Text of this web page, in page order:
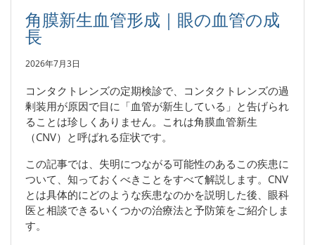
角膜新生血管形成｜眼の血管の成
長
2026年7月3日
コンタクトレンズの定期検診で、コンタクトレンズの過
剰装用が原因で目に「血管が新生している」と告げられ
ることは珍しくありません。これは角膜血管新生
（CNV）と呼ばれる症状です。
この記事では、失明につながる可能性のあるこの疾患に
ついて、知っておくべきことをすべて解説します。CNV
とは具体的にどのような疾患なのかを説明した後、眼科
医と相談できるいくつかの治療法と予防策をご紹介しま
す。